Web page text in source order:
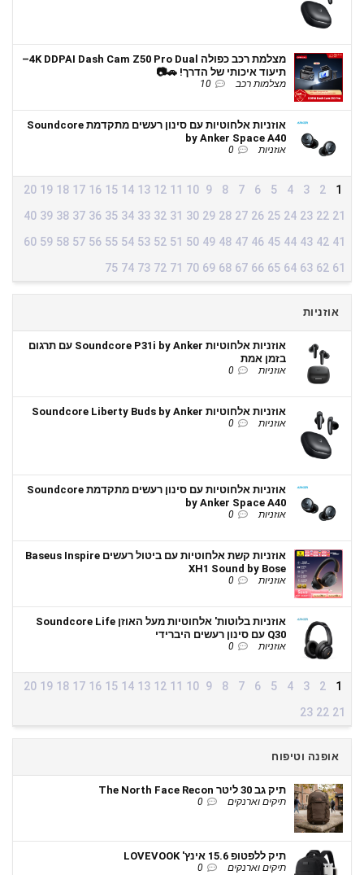
מצלמת רכב כפולה 4K DDPAI Dash Cam Z50 Pro Dual–
תיעוד איכותי של הדרך! 🚗📷
מצלמות רכב 10
אוזניות אלחוטיות עם סינון רעשים מתקדמת Soundcore
by Anker Space A40
אוזניות 0
1
2
3
4
5
6
7
8
9
10
11
12
13
14
15
16
17
18
19
20
21
22
23
24
25
26
27
28
29
30
31
32
33
34
35
36
37
38
39
40
41
42
43
44
45
46
47
48
49
50
51
52
53
54
55
56
57
58
59
60
61
62
63
64
65
66
67
68
69
70
71
72
73
74
75
אוזניות
אוזניות אלחוטיות Soundcore P31i by Anker עם תרגום
בזמן אמת
אוזניות 0
אוזניות אלחוטיות Soundcore Liberty Buds by Anker
אוזניות 0
אוזניות אלחוטיות עם סינון רעשים מתקדמת Soundcore
by Anker Space A40
אוזניות 0
אוזניות קשת אלחוטיות עם ביטול רעשים Baseus Inspire
XH1 Sound by Bose
אוזניות 0
אוזניות בלוטות' אלחוטיות מעל האוזן Soundcore Life
Q30 עם סינון רעשים היברידי
אוזניות 0
1
2
3
4
5
6
7
8
9
10
11
12
13
14
15
16
17
18
19
20
21
22
23
אופנה וטיפוח
תיק גב 30 ליטר The North Face Recon
תיקים וארנקים 0
תיק ללפטופ 15.6 אינץ' LOVEVOOK
תיקים וארנקים 0